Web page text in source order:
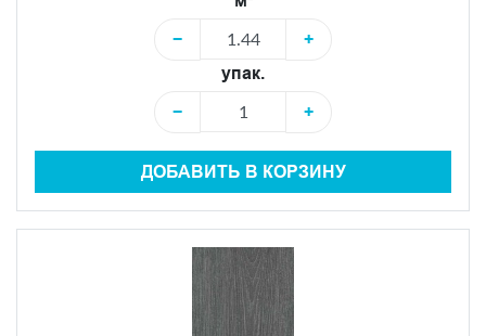
−
+
упак.
−
+
ДОБАВИТЬ В КОРЗИНУ